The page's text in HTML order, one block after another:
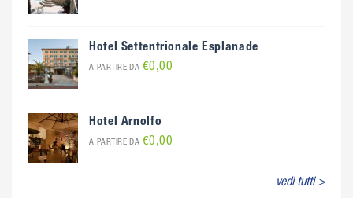
Hotel Settentrionale Esplanade
A PARTIRE DA €0,00
Hotel Arnolfo
A PARTIRE DA €0,00
vedi tutti >